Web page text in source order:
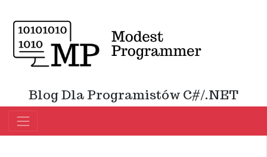
Blog Dla Programistów C#/.NET